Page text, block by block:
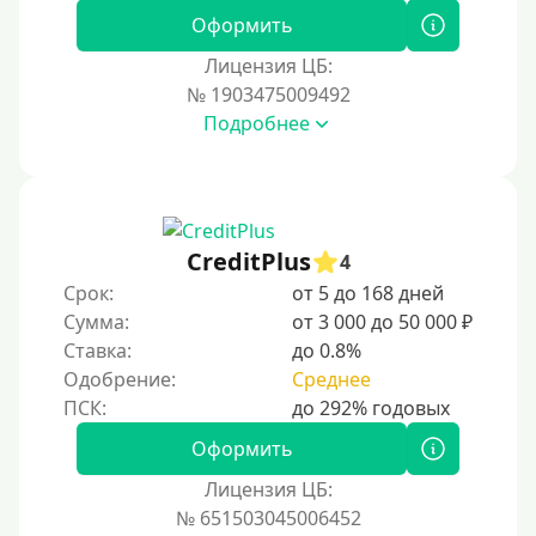
На карту с нулевым балансом
На дебетовую карту
На кредитную карту
На виртуальную карту
На неименную карту
На именную карту
На зарплатную карту
На чужую карту без отказа
Оформить
Лицензия ЦБ:
№ 1903475009492
Подробнее
CreditPlus
4
Срок:
от 5 до 168 дней
Сумма:
от 3 000 до 50 000 ₽
Ставка:
до 0.8%
Одобрение:
Среднее
Оформить
Лицензия ЦБ:
№ 651503045006452